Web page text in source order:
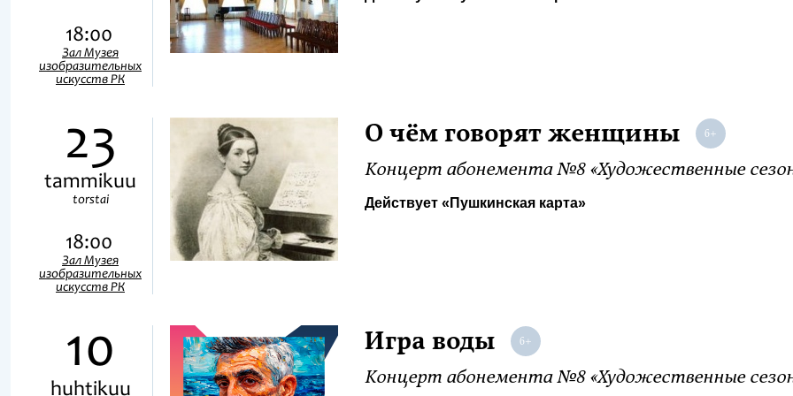
18:00
Зал Музея
изобразительных
искусств РК
23
tammikuu
torstai
18:00
Зал Музея
изобразительных
искусств РК
О чём говорят женщины
Концерт абонемента №8 «Художественные
Действует «Пушкинская карта»
10
huhtikuu
Игра воды
Концерт абонемента №8 «Художественные